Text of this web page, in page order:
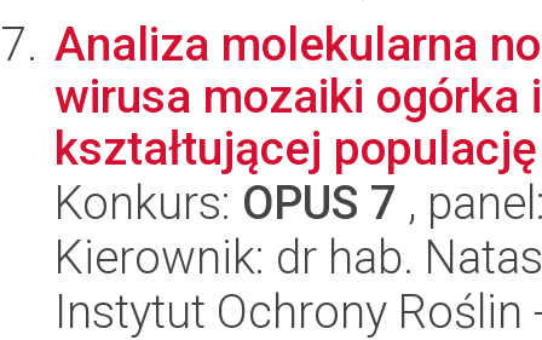
Analiza molekularna
wirusa mozaiki ogórka
kształtującej
Konkurs: OPUS 7 ,
Kierownik: dr hab.
Instytut Ochrony